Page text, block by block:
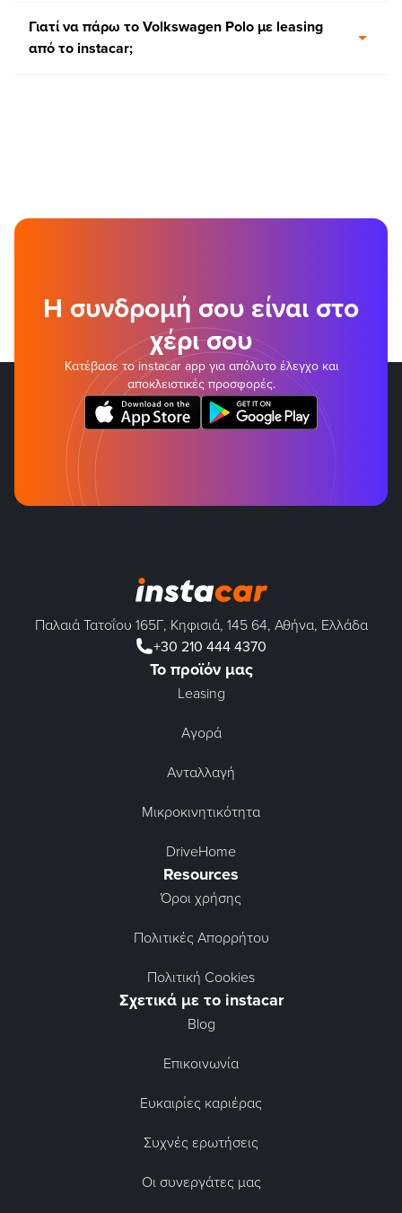
Γιατί να πάρω το Volkswagen Polo με leasing
από το instacar;
Η συνδρομή σου είναι στο
χέρι σου
Κατέβασε το instacar app για απόλυτο έλεγχο και
αποκλειστικές προσφορές.
Παλαιά Τατοΐου 165Γ, Κηφισιά, 145 64, Αθήνα, Ελλάδα
+30 210 444 4370
Το προϊόν μας
Leasing
Αγορά
Ανταλλαγή
Μικροκινητικότητα
DriveHome
Resources
Όροι χρήσης
Πολιτικές Απορρήτου
Πολιτική Cookies
Σχετικά με το instacar
Blog
Επικοινωνία
Ευκαιρίες καριέρας
Συχνές ερωτήσεις
Οι συνεργάτες μας